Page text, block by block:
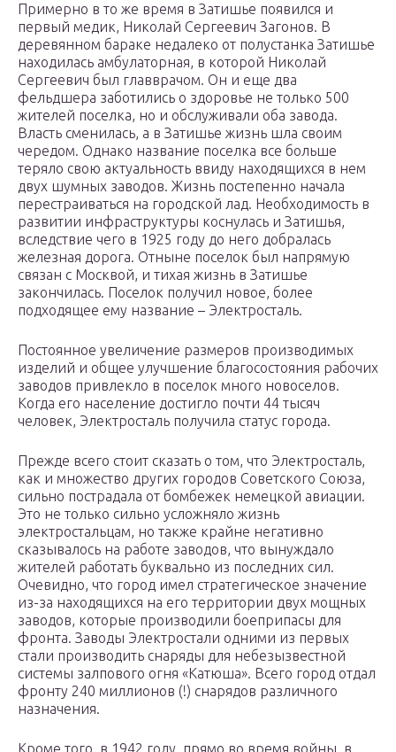
Примерно в то же время в Затишье появился и
первый медик, Николай Сергеевич Загонов. В
деревянном бараке недалеко от полустанка Затишье
находилась амбулаторная, в которой Николай
Сергеевич был главврачом. Он и еще два
фельдшера заботились о здоровье не только 500
жителей поселка, но и обслуживали оба завода.
Власть сменилась, а в Затишье жизнь шла своим
чередом. Однако название поселка все больше
теряло свою актуальность ввиду находящихся в нем
двух шумных заводов. Жизнь постепенно начала
перестраиваться на городской лад. Необходимость в
развитии инфраструктуры коснулась и Затишья,
вследствие чего в 1925 году до него добралась
железная дорога. Отныне поселок был напрямую
связан с Москвой, и тихая жизнь в Затишье
закончилась. Поселок получил новое, более
подходящее ему название – Электросталь.
Постоянное увеличение размеров производимых
изделий и общее улучшение благосостояния рабочих
заводов привлекло в поселок много новоселов.
Когда его население достигло почти 44 тысяч
человек, Электросталь получила статус города.
Прежде всего стоит сказать о том, что Электросталь,
как и множество других городов Советского Союза,
сильно пострадала от бомбежек немецкой авиации.
Это не только сильно усложняло жизнь
электростальцам, но также крайне негативно
сказывалось на работе заводов, что вынуждало
жителей работать буквально из последних сил.
Очевидно, что город имел стратегическое значение
из-за находящихся на его территории двух мощных
заводов, которые производили боеприпасы для
фронта. Заводы Электростали одними из первых
стали производить снаряды для небезызвестной
системы залпового огня «Катюша». Всего город отдал
фронту 240 миллионов (!) снарядов различного
назначения.
Кроме того, в 1942 году, прямо во время войны, в